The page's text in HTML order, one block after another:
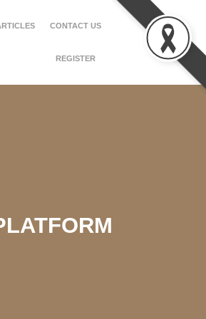
CONTACT US
REGISTER